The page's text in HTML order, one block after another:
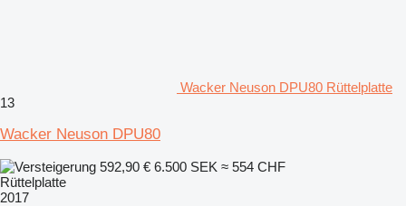
Wacker Neuson DPU80 Rüttelplatte
13
Wacker Neuson DPU80
592,90 € 6.500 SEK ≈ 554 CHF
Rüttelplatte
2017